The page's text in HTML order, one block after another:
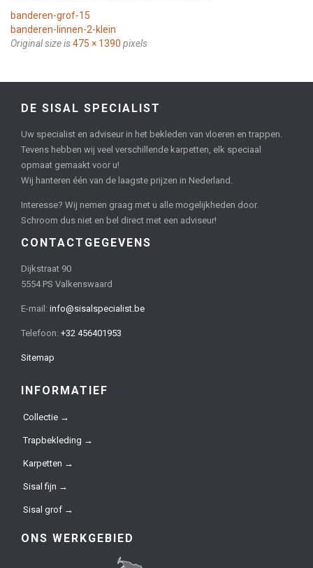
banderen-grof-15
banderen-linnen-2-klein
Original size is475 × 1390 pixels
DE SISAL SPECIALIST
Uw specialist en adviseur in het bekleden van vloeren en trappen.
Tevens hebben wij veel verschillende karpetten, elk speciaal
opmaat gemaakt voor u!
Wij hanteren één van de laagste prijzen in Nederland.
Interesse? Wij nemen graag met u alle mogelijkheden door.
Schroom dus niet en bel direct met een adviseur!
CONTACTGEGEVENS
Dijkstraat 90
5554 PS Valkenswaard
E-mail: info@sisalspecialist.be
Telefoon: +32 456401953
Sitemap
INFORMATIEF
Collectie →
Trapbekleding →
Karpetten →
Sisal fijn →
Sisal grof →
ONS WERKGEBIED